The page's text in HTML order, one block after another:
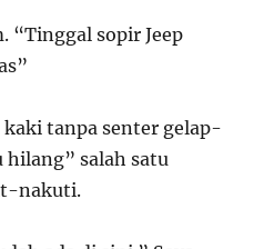
“Tinggal sopir Jeep
kaki tanpa senter gelap-
hilang” salah satu
nakuti.